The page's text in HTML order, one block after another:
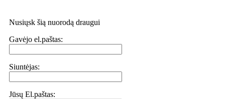
Nusiųsk šią nuorodą draugui
Gavėjo el.paštas:
Siuntėjas:
Jūsų El.paštas: